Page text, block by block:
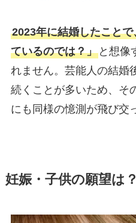
2023年に結婚したこと
ているのでは？」と想像
れません。芸能人の結婚
続くことが多いため、そ
にも同様の憶測が飛び交
妊娠・子供の願望は？